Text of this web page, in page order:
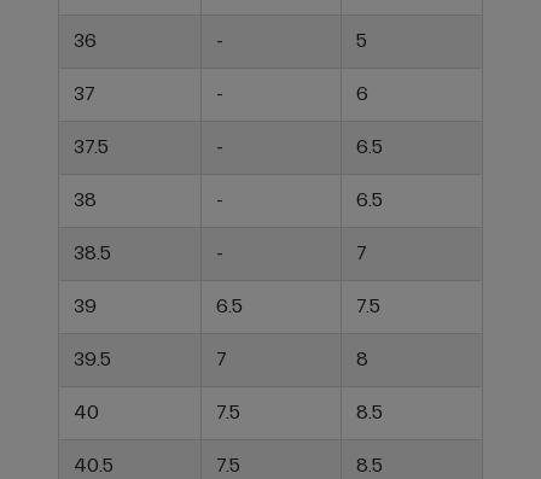
36 - 5
37 - 6
37.5 - 6.5
38 - 6.5
38.5 - 7
39 6.5 7.5
39.5 7 8
40 7.5 8.5
40.5 7.5 8.5